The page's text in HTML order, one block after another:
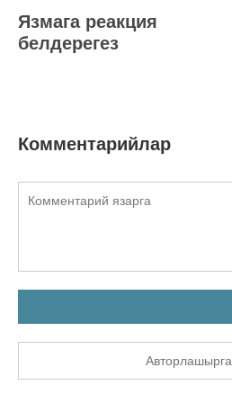
Язмага реакция
белдерегез
Комментарийлар
Авторлашырга